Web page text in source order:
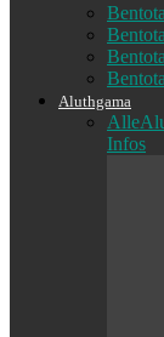
Aluthgama
Alle
Infos